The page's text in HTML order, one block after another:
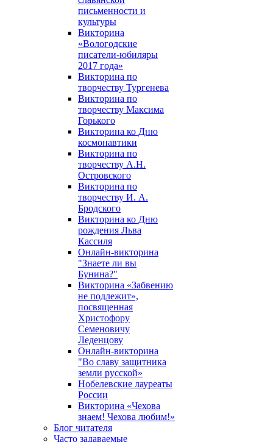
письменности и
культуры
Викторина
«Вологодские
писатели-юбиляры
2017 года»
Викторина по
творчеству Тургенева
Викторина по
творчеству Максима
Горького
Викторина ко Дню
космонавтики
Викторина по
творчеству А.Н.
Островского
Викторина по
творчеству И. А.
Бродского
Викторина ко Дню
рождения Льва
Кассиля
Онлайн-викторина
"Знаете ли вы
Бунина?"
Викторина «Забвению
не подлежит»,
посвященная
Христофору
Семеновичу
Леденцову
Онлайн-викторина
"Во славу защитника
земли русской»
Нобелевские лауреаты
России
Викторина «Чехова
знаем! Чехова любим!»
Блог читателя
Часто задаваемые